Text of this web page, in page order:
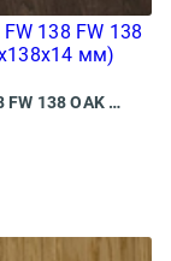
FW 138 Паркетная доска Floorwood FW 138 FW 138 OAK Madison dark brown LAC 1S (1800x138x14 мм)